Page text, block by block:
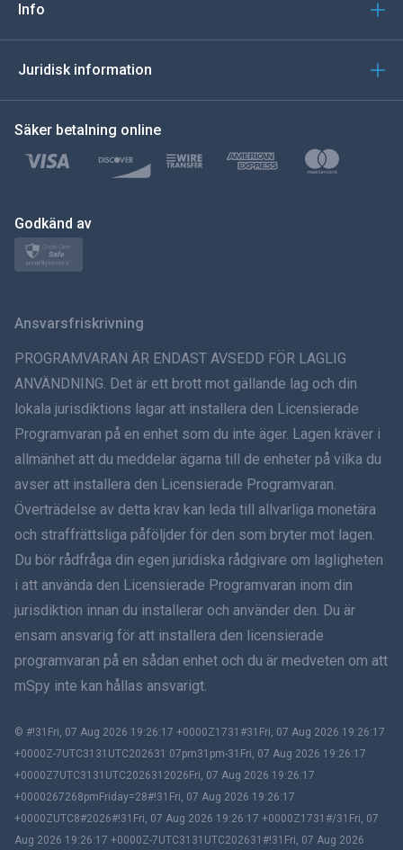
Türkçe
Polski
ภาษาไทย
Dansk
हिंदी
עברית
Română
Ελληνικά
繁體中文
Slovenčina
Bahasa Melayu
Info
Juridisk information
Säker betalning online
Godkänd av
Ansvarsfriskrivning
PROGRAMVARAN ÄR ENDAST AVSEDD FÖR LAGLIG
ANVÄNDNING. Det är ett brott mot gällande lag och din
lokala jurisdiktions lagar att installera den Licensierade
Programvaran på en enhet som du inte äger. Lagen kräver i
allmänhet att du meddelar ägarna till de enheter på vilka du
avser att installera den Licensierade Programvaran.
Överträdelse av detta krav kan leda till allvarliga monetära
och straffrättsliga påföljder för den som bryter mot lagen.
Du bör rådfråga din egen juridiska rådgivare om lagligheten
i att använda den Licensierade Programvaran inom din
jurisdiktion innan du installerar och använder den. Du är
ensam ansvarig för att installera den licensierade
programvaran på en sådan enhet och du är medveten om att
mSpy inte kan hållas ansvarigt.
© #!31Fri, 07 Aug 2026 19:26:17 +0000Z1731#31Fri, 07 Aug 2026 19:26:17
+0000Z-7UTC3131UTC202631 07pm31pm-31Fri, 07 Aug 2026 19:26:17
+0000Z7UTC3131UTC2026312026Fri, 07 Aug 2026 19:26:17
+0000267268pmFriday=28#!31Fri, 07 Aug 2026 19:26:17
+0000ZUTC8#2026#!31Fri, 07 Aug 2026 19:26:17 +0000Z1731#/31Fri, 07
Aug 2026 19:26:17 +0000Z-7UTC3131UTC202631#!31Fri, 07 Aug 2026